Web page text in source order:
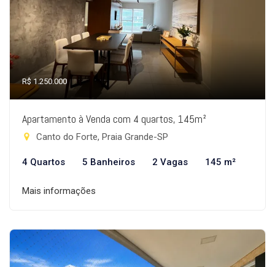
R$ 1.250.000
Apartamento à Venda com 4 quartos, 145m²
Canto do Forte, Praia Grande-SP
4 Quartos 5 Banheiros 2 Vagas 145 m²
Mais informações